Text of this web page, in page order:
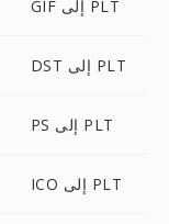
GIF إلى PLT
DST إلى PLT
PS إلى PLT
ICO إلى PLT